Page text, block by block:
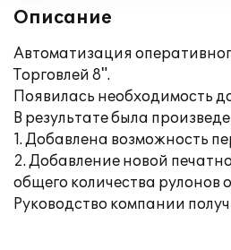
Описание
Автоматизация
Торговлей 8".
Появилась необходимость
В результате была
1. Добавлена возможность
2. Добавление новой
общего количества рулонов
Руководство компании